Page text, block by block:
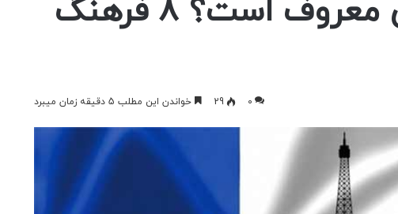
فرانسه به چه چیزی معروف است؟ 8 فرهنگ
0
29 خواندن این مطلب 5 دقیقه زمان میبرد